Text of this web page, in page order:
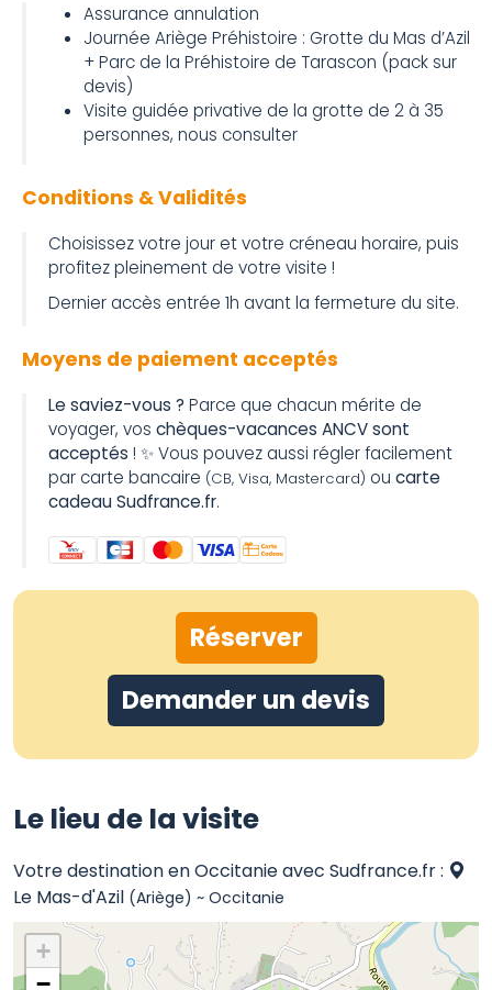
Assurance annulation
Journée Ariège Préhistoire : Grotte du Mas d’Azil
+ Parc de la Préhistoire de Tarascon (pack sur
devis)
Visite guidée privative de la grotte de 2 à 35
personnes, nous consulter
Conditions & Validités
Choisissez votre jour et votre créneau horaire, puis
profitez pleinement de votre visite !
Dernier accès entrée 1h avant la fermeture du site.
Moyens de paiement acceptés
Le saviez-vous ? Parce que chacun mérite de
voyager, voschèques-vacances ANCV sont
acceptés ! ✨ Vous pouvez aussi régler facilement
par carte bancaire (CB, Visa, Mastercard) oucarte
cadeau Sudfrance.fr.
Réserver
Demander un devis
Le lieu de la visite
Votre destination en Occitanie avec Sudfrance.fr :
Le Mas-d'Azil (Ariège) ~ Occitanie
+
−